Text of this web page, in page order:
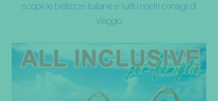
scopri le bellezze italiane e tutti i nostri consigli di
viaggio